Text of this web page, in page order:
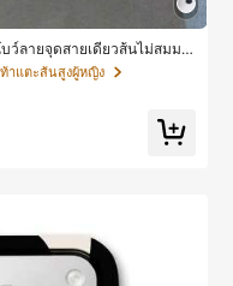
ว์ลายจุดสายเดี่ยวส้นไม่สมมา
ส้นสูงหนังเทียมสีขาวหรูหรา
าแตะส้นสูงผู้หญิง